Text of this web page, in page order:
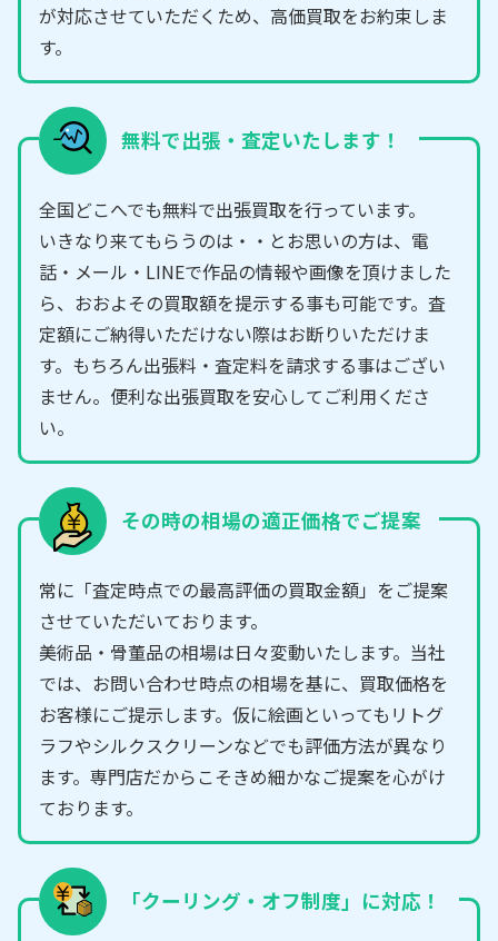
が対応させていただくため、高価買取をお約束しま
す。
無料で出張・査定いたします！
全国どこへでも無料で出張買取を行っています。
いきなり来てもらうのは・・とお思いの方は、電
話・メール・LINEで作品の情報や画像を頂けました
ら、おおよその買取額を提示する事も可能です。査
定額にご納得いただけない際はお断りいただけま
す。もちろん出張料・査定料を請求する事はござい
ません。便利な出張買取を安心してご利用くださ
い。
その時の相場の適正価格でご提案
常に「査定時点での最高評価の買取金額」をご提案
させていただいております。
美術品・骨董品の相場は日々変動いたします。当社
では、お問い合わせ時点の相場を基に、買取価格を
お客様にご提示します。仮に絵画といってもリトグ
ラフやシルクスクリーンなどでも評価方法が異なり
ます。専門店だからこそきめ細かなご提案を心がけ
ております。
「クーリング・オフ制度」に対応！